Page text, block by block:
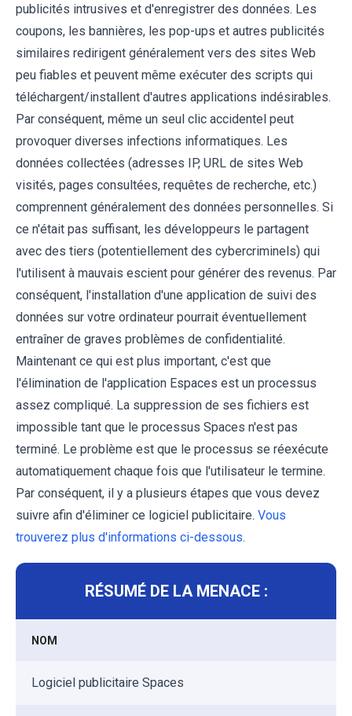
publicités intrusives et d'enregistrer des données. Les
coupons, les bannières, les pop-ups et autres publicités
similaires redirigent généralement vers des sites Web
peu fiables et peuvent même exécuter des scripts qui
téléchargent/installent d'autres applications indésirables.
Par conséquent, même un seul clic accidentel peut
provoquer diverses infections informatiques. Les
données collectées (adresses IP, URL de sites Web
visités, pages consultées, requêtes de recherche, etc.)
comprennent généralement des données personnelles. Si
ce n'était pas suffisant, les développeurs le partagent
avec des tiers (potentiellement des cybercriminels) qui
l'utilisent à mauvais escient pour générer des revenus. Par
conséquent, l'installation d'une application de suivi des
données sur votre ordinateur pourrait éventuellement
entraîner de graves problèmes de confidentialité.
Maintenant ce qui est plus important, c'est que
l'élimination de l'application Espaces est un processus
assez compliqué. La suppression de ses fichiers est
impossible tant que le processus Spaces n'est pas
terminé. Le problème est que le processus se réexécute
automatiquement chaque fois que l'utilisateur le termine.
Par conséquent, il y a plusieurs étapes que vous devez
suivre afin d'éliminer ce logiciel publicitaire. Vous
trouverez plus d'informations ci-dessous.
RÉSUMÉ DE LA MENACE :
NOM
Logiciel publicitaire Spaces